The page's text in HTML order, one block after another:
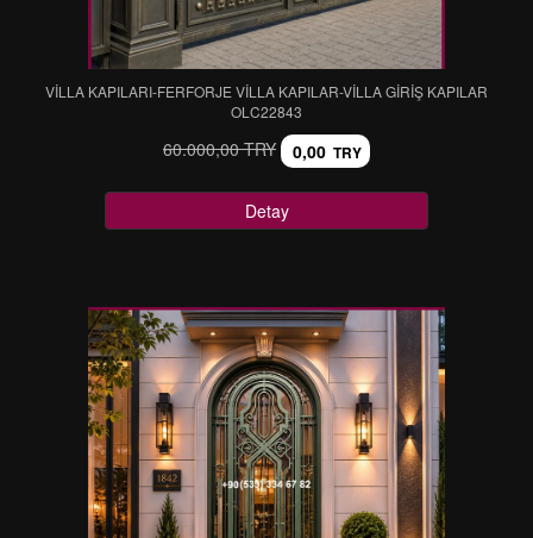
VİLLA KAPILARI-FERFORJE VİLLA KAPILAR-VİLLA GİRİŞ KAPILAR
OLC22843
60.000,00 TRY 0,00 TRY
Detay